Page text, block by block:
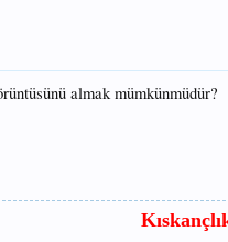
almak mümkünmüdür?